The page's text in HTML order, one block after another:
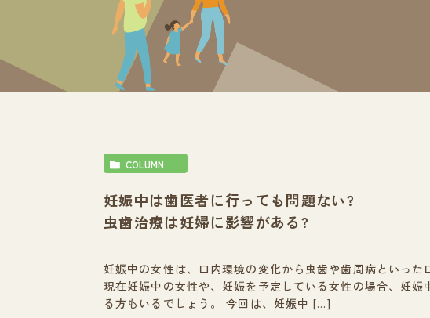
COLUMN
妊娠中は歯医者に行っても問題ない?
虫歯治療は妊婦に影響がある?
妊娠中の女性は、口内環境の変化から虫歯や歯周病といった
現在妊娠中の女性や、妊娠を予定している女性の場合、妊
る方もいるでしょう。 今回は、妊娠中 […]